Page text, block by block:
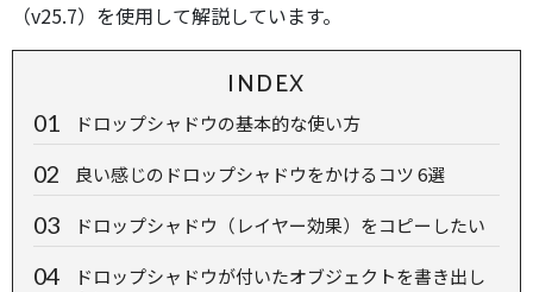
（v25.7）を使用して解説しています。
INDEX
ドロップシャドウの基本的な使い方
良い感じのドロップシャドウをかけるコツ 6選
ドロップシャドウ（レイヤー効果）をコピーしたい
ドロップシャドウが付いたオブジェクトを書き出し